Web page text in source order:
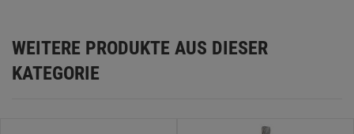
WEITERE PRODUKTE AUS DIESER
KATEGORIE